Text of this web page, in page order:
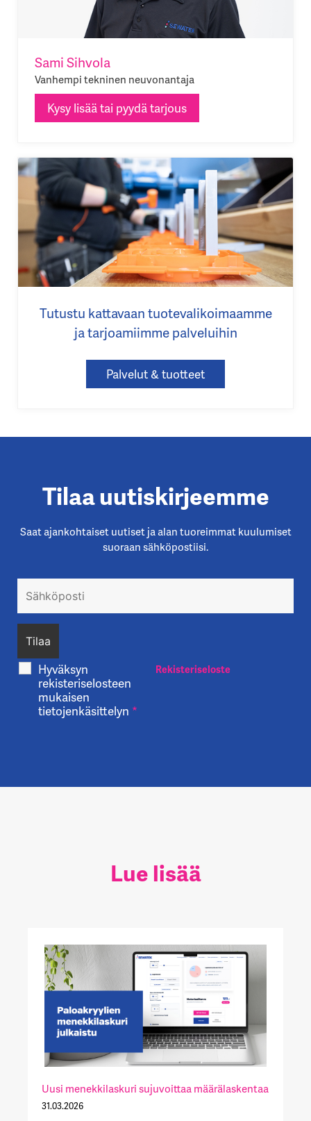
Sami Sihvola
Vanhempi tekninen neuvonantaja
Kysy lisää tai pyydä tarjous
Tutustu kattavaan tuotevalikoimaamme
ja tarjoamiimme palveluihin
Palvelut & tuotteet
Tilaa uutiskirjeemme
Saat ajankohtaiset uutiset ja alan tuoreimmat kuulumiset
suoraan sähköpostiisi.
Hyväksyn
rekisteriselosteen
mukaisen
tietojenkäsittelyn *
Rekisteriseloste
Lue lisää
Uusi menekkilaskuri sujuvoittaa määrälaskentaa
31.03.2026